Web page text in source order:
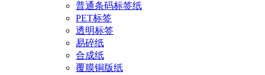
普通条码标签纸
PET标签
透明标签
易碎纸
合成纸
覆膜铜版纸